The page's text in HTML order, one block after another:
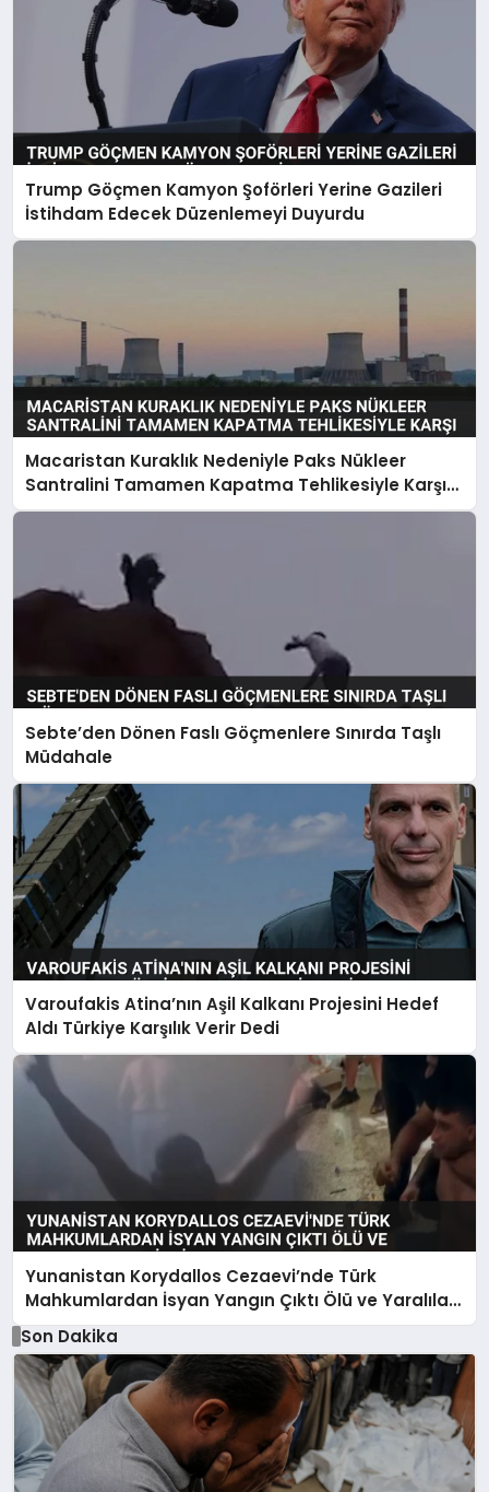
Trump Göçmen Kamyon Şoförleri Yerine Gazileri
İstihdam Edecek Düzenlemeyi Duyurdu
Macaristan Kuraklık Nedeniyle Paks Nükleer
Santralini Tamamen Kapatma Tehlikesiyle Karşı
Karşıya
Sebte’den Dönen Faslı Göçmenlere Sınırda Taşlı
Müdahale
Varoufakis Atina’nın Aşil Kalkanı Projesini Hedef
Aldı Türkiye Karşılık Verir Dedi
Yunanistan Korydallos Cezaevi’nde Türk
Mahkumlardan İsyan Yangın Çıktı Ölü ve Yaralılar
Var İddiası
Son Dakika